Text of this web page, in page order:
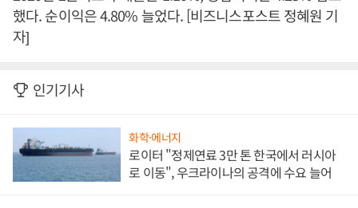
했다. 순이익은 4.80% 늘었다. [비즈니스포스트 정혜원 기
자]
인기기사
화학·에너지
로이터 "정제연료 3만 톤 한국에서 러시아
로 이동", 우크라이나의 공격에 수요 늘어